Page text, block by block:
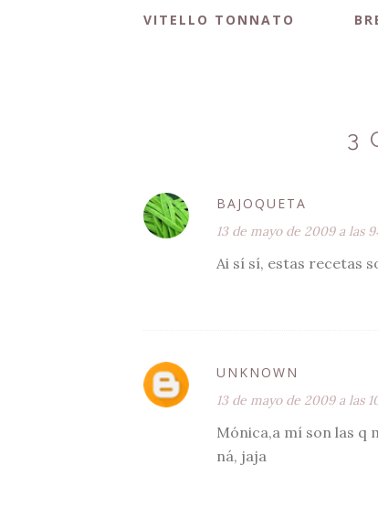
VITELLO TONNATO
3
BAJOQUETA
13 de mayo de 2009 a las
Ai sí sí, estas recetas
UNKNOWN
13 de mayo de 2009 a las
Mónica,a mí son las q
ná, jaja